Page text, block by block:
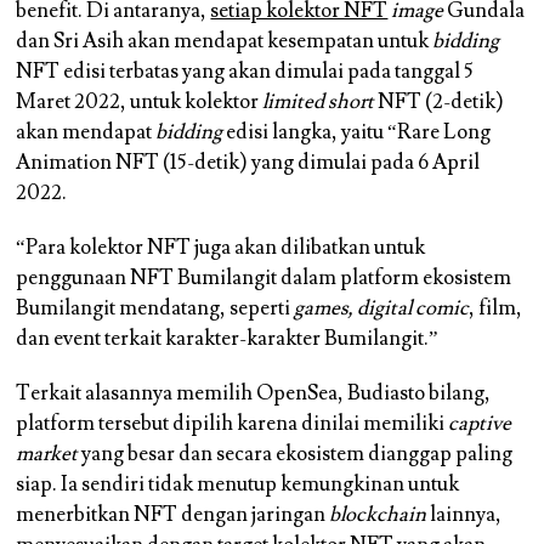
benefit. Di antaranya, setiap kolektor NFT imageGundala
dan Sri Asih akan mendapat kesempatan untukbidding
NFT edisi terbatas yang akan dimulai pada tanggal 5
Maret 2022, untuk kolektorlimited shortNFT (2-detik)
akan mendapatbiddingedisi langka, yaitu “Rare Long
Animation NFT (15-detik) yang dimulai pada 6 April
2022.
“Para kolektor NFT juga akan dilibatkan untuk
penggunaan NFT Bumilangit dalam platform ekosistem
Bumilangit mendatang, sepertigames, digital comic, film,
dan event terkait karakter-karakter Bumilangit.”
Terkait alasannya memilih OpenSea, Budiasto bilang,
platform tersebut dipilih karena dinilai memilikicaptive
marketyang besar dan secara ekosistem dianggap paling
siap. Ia sendiri tidak menutup kemungkinan untuk
menerbitkan NFT dengan jaringanblockchainlainnya,